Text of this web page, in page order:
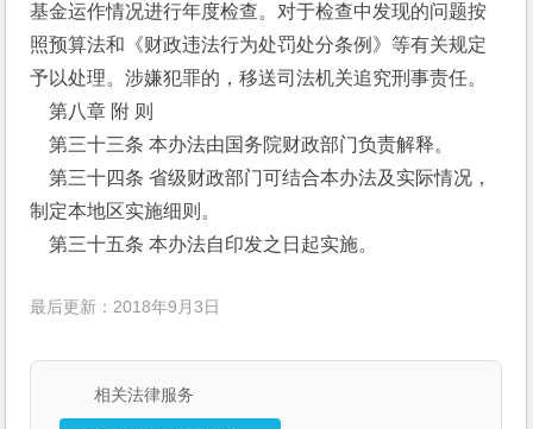
基金运作情况进行年度检查。对于检查中发现的问题按
照预算法和《财政违法行为处罚处分条例》等有关规定
予以处理。涉嫌犯罪的，移送司法机关追究刑事责任。
第八章 附 则
第三十三条 本办法由国务院财政部门负责解释。
第三十四条 省级财政部门可结合本办法及实际情况，
制定本地区实施细则。
第三十五条 本办法自印发之日起实施。
最后更新：2018年9月3日
相关法律服务